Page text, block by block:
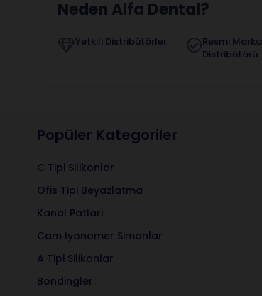
Neden Alfa Dental?
Yetkili Distribütörler
Resmi Marka
Distribütörü
Popüler Kategoriler
C Tipi Silikonlar
Ofis Tipi Beyazlatma
Kanal Patları
Cam İyonomer Simanlar
A Tipi Silikonlar
Bondingler